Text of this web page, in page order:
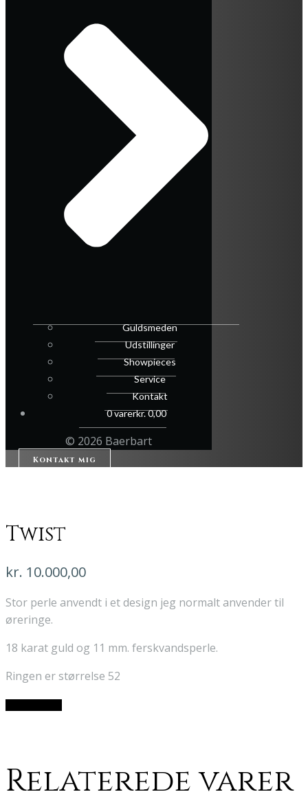
Guldsmeden
Udstillinger
Showpieces
Service
Kontakt
0 varerkr. 0,00
© 2026 Baerbart
Kontakt mig
Twist
kr. 10.000,00
Stor perle anvendt i et design jeg normalt anvender til
øreringe.
18 karat guld og 11 mm. ferskvandsperle.
Ringen er størrelse 52
Relaterede varer